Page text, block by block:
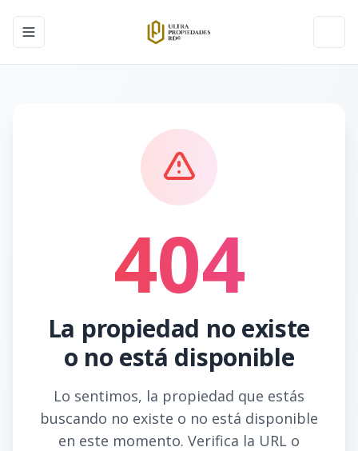
Toggle navigation menu
404
La propiedad no existe
o no está disponible
Lo sentimos, la propiedad que estás
buscando no existe o no está disponible
en este momento. Verifica la URL o